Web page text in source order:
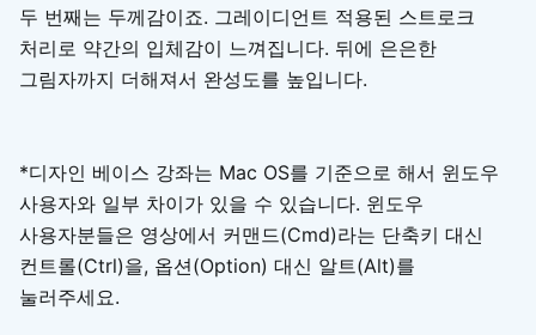
두 번째는 두께감이죠. 그레이디언트 적용된 스트로크
처리로 약간의 입체감이 느껴집니다. 뒤에 은은한
그림자까지 더해져서 완성도를 높입니다.
*디자인 베이스 강좌는 Mac OS를 기준으로 해서 윈도우
사용자와 일부 차이가 있을 수 있습니다. 윈도우
사용자분들은 영상에서 커맨드(Cmd)라는 단축키 대신
컨트롤(Ctrl)을, 옵션(Option) 대신 알트(Alt)를
눌러주세요.